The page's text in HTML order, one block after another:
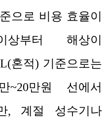
으로 비용 효율이
상부터 해상이
혼적) 기준으로는
만~20만원 선에서
, 계절 성수기나